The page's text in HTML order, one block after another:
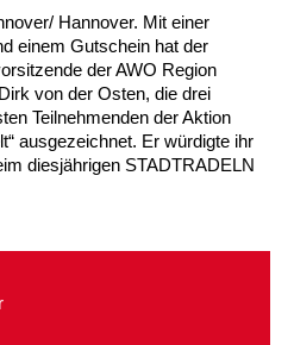
Hannover. Mit einer
einem Gutschein hat der
der AWO Region
von der Osten, die drei
Teilnehmenden der Aktion
ausgezeichnet. Er würdigte ihr
diesjährigen STADTRADELN